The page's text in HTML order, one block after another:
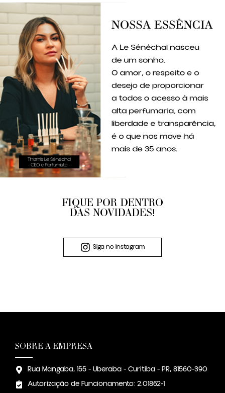
FIQUE POR DENTRO
DAS NOVIDADES!
Siga no Instagram
SOBRE A EMPRESA
Rua Mangaba, 155 - Uberaba - Curitiba - PR, 81560-390
Autorização de Funcionamento: 2.01862-1